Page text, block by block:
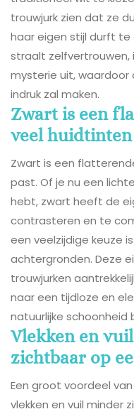
trouwjurk zien dat ze
haar eigen stijl durft
straalt zelfvertrouwen,
mysterie uit, waardoor
indruk zal maken.
Zwart is een
veel huidtinten
Zwart is een
past. Of je nu een
hebt, zwart heeft de
contrasteren en te
een veelzijdige keuze
achtergronden. Deze
trouwjurken
naar een tijdloze en
natuurlijke schoonheid
Vlekken en
zichtbaar op
Een groot voordeel
vlekken en vuil minder